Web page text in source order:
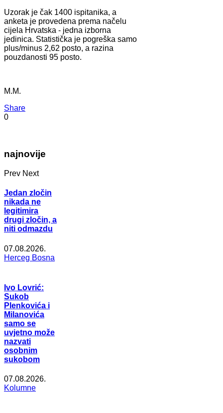
Uzorak je čak 1400 ispitanika, a
anketa je provedena prema načelu
cijela Hrvatska - jedna izborna
jedinica. Statistička je pogreška samo
plus/minus 2,62 posto, a razina
pouzdanosti 95 posto.
M.M.
Share
0
najnovije
Prev Next
Jedan zločin
nikada ne
legitimira
drugi zločin, a
niti odmazdu
07.08.2026.
Herceg Bosna
Ivo Lovrić:
Sukob
Plenkovića i
Milanovića
samo se
uvjetno može
nazvati
osobnim
sukobom
07.08.2026.
Kolumne